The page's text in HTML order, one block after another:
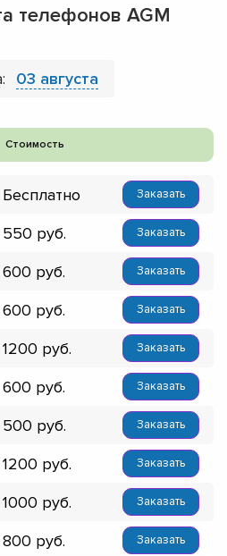
телефонов AGM
03 августа
Стоимость
Бесплатно Заказать
550 Заказать
600 Заказать
600 Заказать
1200 Заказать
600 Заказать
500 Заказать
1200 Заказать
1000 Заказать
800 Заказать